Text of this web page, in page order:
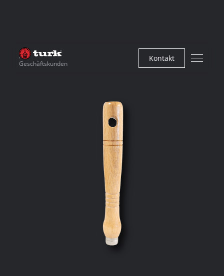
Geschäftskunden
Kontakt